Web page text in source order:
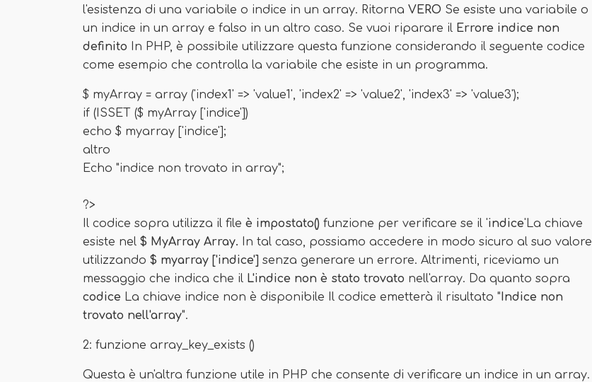
l'esistenza di una variabile o indice in un array. Ritorna VERO Se esiste una variabile o
un indice in un array e falso in un altro caso. Se vuoi riparare il Errore indice non
definito In PHP, è possibile utilizzare questa funzione considerando il seguente codice
come esempio che controlla la variabile che esiste in un programma.
$ myArray = array ('index1' => 'value1', 'index2' => 'value2', 'index3' => 'value3');
if (ISSET ($ myArray ['indice'])
echo $ myarray ['indice'];
altro
Echo "indice non trovato in array";
?>
Il codice sopra utilizza il file è impostato() funzione per verificare se il 'indice'La chiave
esiste nel $ MyArray Array. In tal caso, possiamo accedere in modo sicuro al suo valore
utilizzando $ myarray ['indice'] senza generare un errore. Altrimenti, riceviamo un
messaggio che indica che il L'indice non è stato trovato nell'array. Da quanto sopra
codice La chiave indice non è disponibile Il codice emetterà il risultato "Indice non
trovato nell'array".
2: funzione array_key_exists ()
Questa è un'altra funzione utile in PHP che consente di verificare un indice in un array.